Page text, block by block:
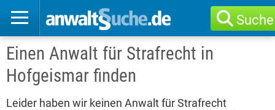
Suche
Einen Anwalt für Strafrecht in
Hofgeismar finden
Leider haben wir keinen Anwalt für Strafrecht